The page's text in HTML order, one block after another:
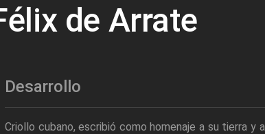
de Arrate
Desarrollo
Criollo cubano, escribió como homenaje a su tierra y